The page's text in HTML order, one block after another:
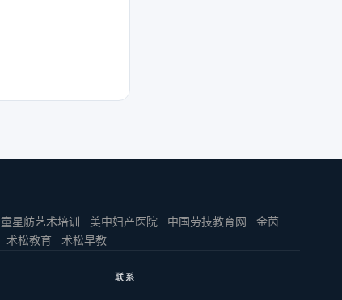
童星舫艺术培训 美中妇产医院 中国劳技教育网
金茵
术松教育 术松早教
联系